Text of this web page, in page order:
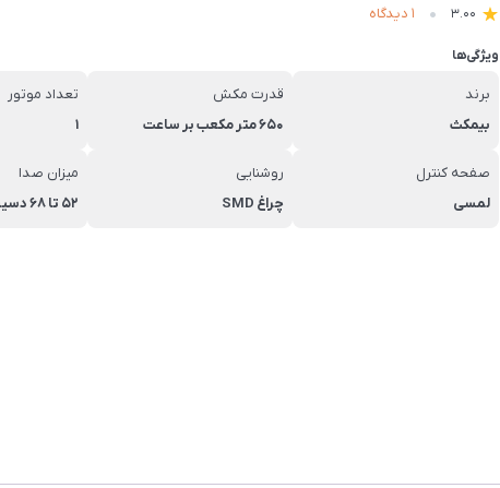
3.00 1 دیدگاه
ویژگی‌ها
برند
بیمکث
قدرت مکش
650 متر مکعب بر ساعت
تعداد موتور
1
صفحه کنترل
لمسی
روشنایی
چراغ SMD
میزان صدا
52 تا 68 دسیبل